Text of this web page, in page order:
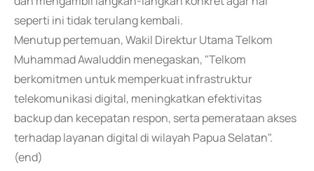
seperti ini tidak terulang kembali.
Menutup pertemuan, Wakil Direktur Utama Telkom
Muhammad Awaluddin menegaskan, "Telkom
berkomitmen untuk memperkuat infrastruktur
telekomunikasi digital, meningkatkan efektivitas
backup dan kecepatan respon, serta pemerataan akses
terhadap layanan digital di wilayah Papua Selatan".
(end)